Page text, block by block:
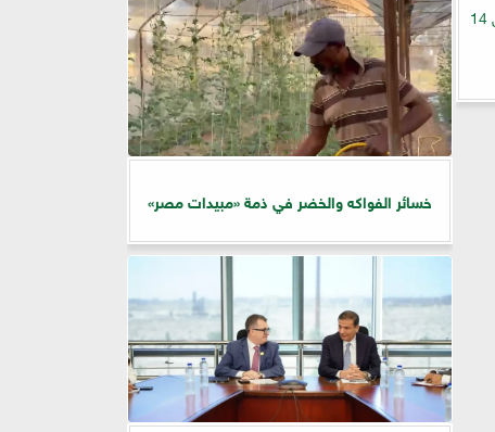
أسعار الذهب في مصر اليوم الخميس 14
خسائر الفواكه والخضر في ذمة «مبيدات مصر»